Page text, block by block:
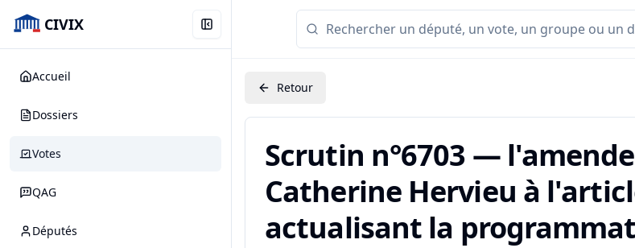
CIVIX
Accueil
Dossiers
Votes
QAG
Députés
Retour
Scrutin n°6703 —
Catherine Hervieu à
actualisant la